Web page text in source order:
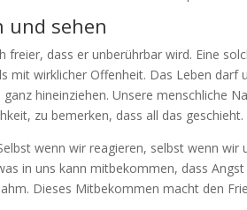
und sehen
freier, dass er unberührbar wird. Eine
mit wirklicher Offenheit. Das Leben darf
hineinziehen. Unsere menschliche
zu bemerken, dass all das geschieht.
wenn wir reagieren, selbst wenn
in uns kann mitbekommen, dass
Dieses Mitbekommen macht den